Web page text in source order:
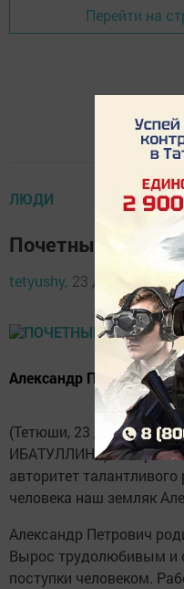
Перейти на
ЛЮДИ
Почетный
tetyushy, 23 декабря
Александр Петрович
(Тетюши, 23 декабря,
ИБАТУЛЛИНА). В
авторитет
человека наш земляк
Александр Петрович
Вырос трудолюбивым и
поступки человеком.